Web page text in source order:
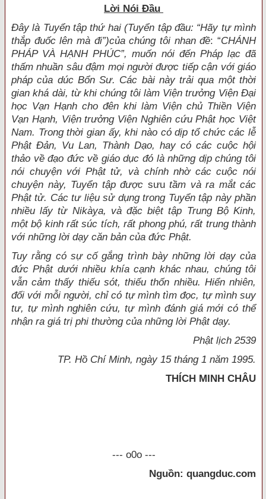
Lời Nói Đầu
Đây là Tuyển tập thứ hai (Tuyển tập đầu: “Hãy tự mình
thắp đuốc lên mà đi”)của chúng tôi nhan đề: “CHÁNH
PHÁP VÀ HẠNH PHÚC”, muốn nói đến Pháp lạc đã
thấm nhuần sâu đậm mọi người được tiếp cận với giáo
pháp của dúc Bổn Sư. Các bài này trải qua một thời
gian khá dài, từ khi chúng tôi làm Viện trưởng Viện Đại
học Vạn Hạnh cho đên khi làm Viện chủ Thiền Viện
Vạn Hạnh, Viện trưởng Viện Nghiên cứu Phật học Việt
Nam. Trong thời gian ấy, khi nào có dịp tổ chức các lễ
Phật Đản, Vu Lan, Thành Dạo, hay có các cuộc hội
thảo về đạo đức về giáo dục đó là những dịp chúng tôi
nói chuyện với Phật tử, và chính nhờ các cuộc nói
chuyện này, Tuyển tập được sưu tầm và ra mắt các
Phật tử. Các tư liệu sử dụng trong Tuyển tập này phần
nhiều lấy từ Nikàỵa, và đặc biệt tập Trung Bộ Kinh,
một bộ kinh rất súc tích, rất phong phú, rất trung thành
với những lời dạy căn bản của đức Phật.
Tuy rằng có sự cố gắng trình bày những lời dạy của
đức Phật dưới nhiều khía cạnh khác nhau, chúng tôi
vẫn cảm thấy thiếu sót, thiếu thốn nhiều. Hiển nhiên,
đối với mỗi người, chỉ có tự mình tìm đọc, tự mình suy
tư, tự mình nghiên cứu, tự mình đánh giá mới có thể
nhận ra giá trị phi thường của những lời Phật dạy.
Phật lịch 2539
TP. Hồ Chí Minh, ngày 15 tháng 1 năm 1995.
THÍCH MINH CHÂU
--- o0o ---
Nguồn: quangduc.com